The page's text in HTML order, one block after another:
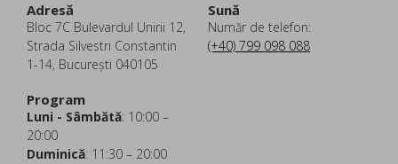
Adresă
Bloc 7C Bulevardul Unirii 12,
Strada Silvestri Constantin
1-14, București 040105
Sună
Număr de telefon:
(+40) 799 098 088
Program
Luni - Sâmbătă: 10:00 –
20:00
Duminică: 11:30 – 20:00